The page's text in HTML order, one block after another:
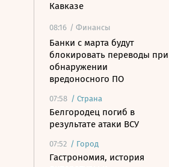
Кавказе
08:16 / Финансы
Банки с марта будут
блокировать переводы при
обнаружении
вредоносного ПО
07:58 / Страна
Белгородец погиб в
результате атаки ВСУ
07:52 / Город
Гастрономия, история